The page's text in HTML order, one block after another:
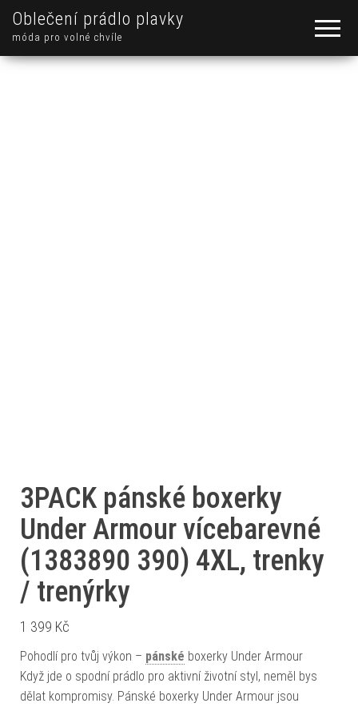
Oblečení prádlo plavky
móda pro volné chvíle
3PACK pánské boxerky
Under Armour vícebarevné
(1383890 390) 4XL, trenky
/ trenýrky
1 399 Kč
Pohodlí pro tvůj výkon – pánské boxerky Under Armour
Když jde o spodní prádlo pro aktivní životní styl, neměl bys
dělat kompromisy. Pánské boxerky Under Armour jsou